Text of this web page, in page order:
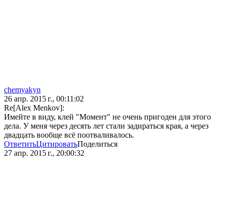
chemyakyn
26 апр. 2015 г., 00:11:02
Re[Alex Мenkov]:
Имейте в виду, клей "Момент" не очень пригоден для этого
дела. У меня через десять лет стали задираться края, а через
двадцать вообще всё поотваливалось.
ОтветитьЦитироватьПоделиться
27 апр. 2015 г., 20:00:32